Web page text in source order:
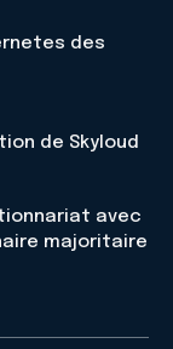
des
de Skyloud
avec
majoritaire